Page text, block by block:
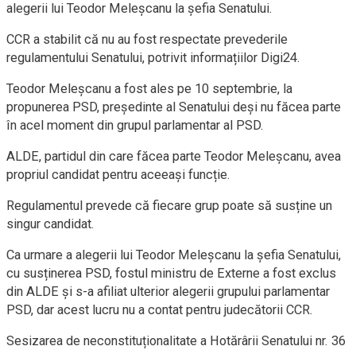
alegerii lui Teodor Meleșcanu la șefia Senatului.
CCR a stabilit că nu au fost respectate prevederile
regulamentului Senatului, potrivit informațiilor Digi24.
Teodor Meleșcanu a fost ales pe 10 septembrie, la
propunerea PSD, președinte al Senatului deși nu făcea parte
în acel moment din grupul parlamentar al PSD.
ALDE, partidul din care făcea parte Teodor Meleșcanu, avea
propriul candidat pentru aceeași funcție.
Regulamentul prevede că fiecare grup poate să susține un
singur candidat.
Ca urmare a alegerii lui Teodor Meleșcanu la șefia Senatului,
cu susținerea PSD, fostul ministru de Externe a fost exclus
din ALDE și s-a afiliat ulterior alegerii grupului parlamentar
PSD, dar acest lucru nu a contat pentru judecătorii CCR.
Sesizarea de neconstituționalitate a Hotărârii Senatului nr. 36